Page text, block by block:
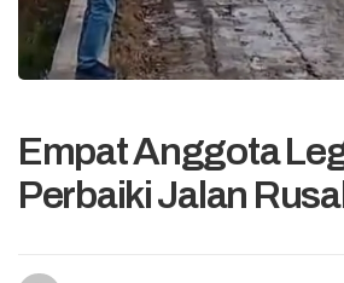
Empat Anggota
Perbaiki Jalan